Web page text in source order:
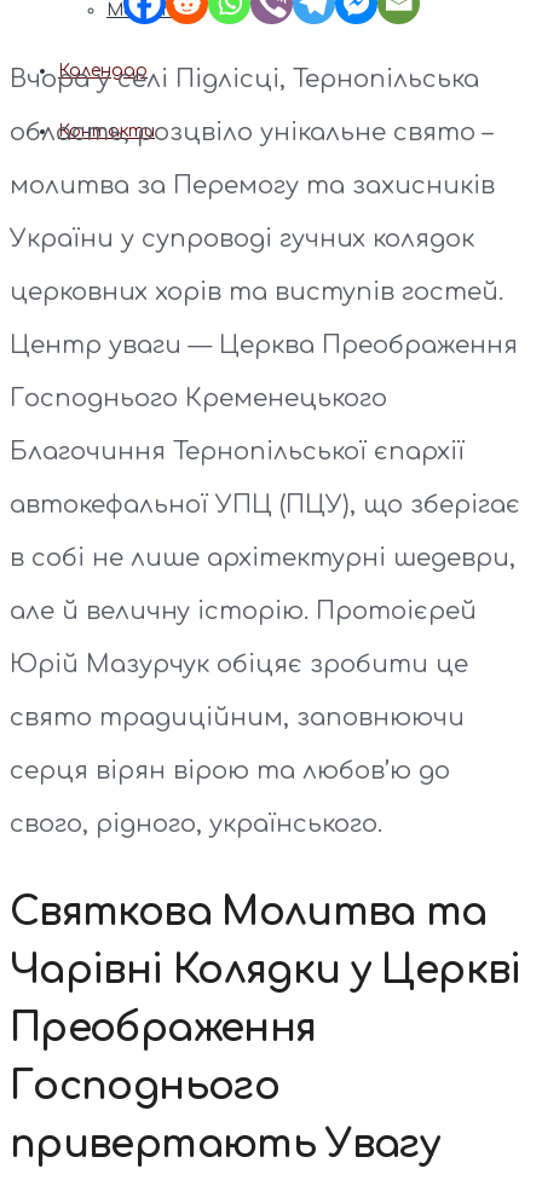
Молитви
Календар
Контакти
Вчора у селі Підлісці, Тернопільська
область, розцвіло унікальне свято –
молитва за Перемогу та захисників
України у супроводі гучних колядок
церковних хорів та виступів гостей.
Центр уваги — Церква Преображення
Господнього Кременецького
Благочиння Тернопільської єпархії
автокефальної УПЦ (ПЦУ), що зберігає
в собі не лише архітектурні шедеври,
але й величну історію. Протоієрей
Юрій Мазурчук обіцяє зробити це
свято традиційним, заповнюючи
серця вірян вірою та любов’ю до
свого, рідного, українського.
Святкова Молитва та
Чарівні Колядки у Церкві
Преображення
Господнього
привертають Увагу